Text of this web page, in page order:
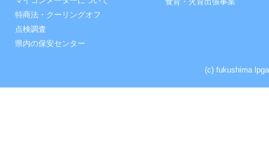
特商法・クーリングオフ
点検調査
県内の保安センター
(c) fukushima